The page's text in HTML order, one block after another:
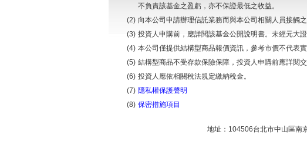
不負責該基金之盈虧，亦不保證最低之收益。
(2) 向本公司申請辦理信託業務而與本公司相關人員接觸
(3) 投資人申購前，應詳閱該基金公開說明書。未經元大
(4) 本公司僅提供結構型商品報價資訊，參考市價不代表實
(5) 結構型商品不受存款保險保障，投資人申購前應詳閱交
(6) 投資人應依相關稅法規定繳納稅金。
(7) 隱私權保護聲明
(8) 保密措施項目
地址：104506台北市中山區南